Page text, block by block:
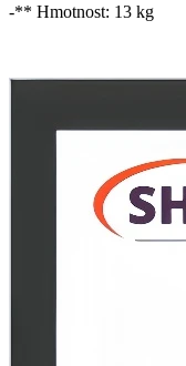
-** Hmotnost: 13 kg